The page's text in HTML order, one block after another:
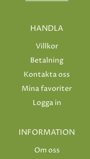
HANDLA
Villkor
Betalning
Kontakta oss
Mina favoriter
Logga in
INFORMATION
Om oss